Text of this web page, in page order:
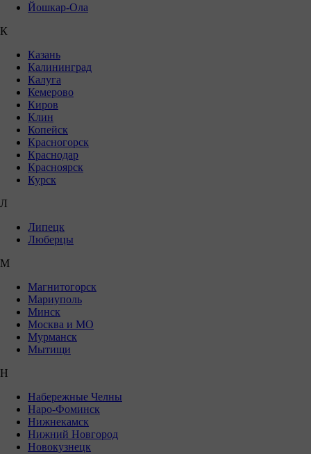
Йошкар-Ола
К
Казань
Калининград
Калуга
Кемерово
Киров
Клин
Копейск
Красногорск
Краснодар
Красноярск
Курск
Л
Липецк
Люберцы
М
Магнитогорск
Мариуполь
Минск
Москва и МО
Мурманск
Мытищи
Н
Набережные Челны
Наро-Фоминск
Нижнекамск
Нижний Новгород
Новокузнецк